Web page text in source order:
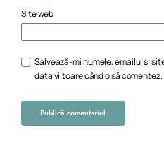
Site web
Salvează-mi numele, emailul și
data viitoare când o să comentez.